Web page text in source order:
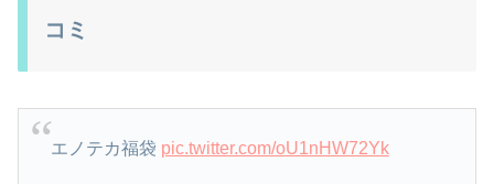
コミ
エノテカ福袋 pic.twitter.com/oU1nHW72Yk